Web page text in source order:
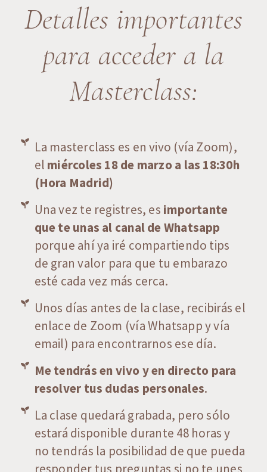
Detalles importantes
para acceder a la
Masterclass:
La masterclass es en vivo (vía Zoom),
el miércoles 18 de marzo a las 18:30h
(Hora Madrid)
Una vez te registres, es importante
que te unas al canal de Whatsapp
porque ahí ya iré compartiendo tips
de gran valor para que tu embarazo
esté cada vez más cerca.
Unos días antes de la clase, recibirás el
enlace de Zoom (vía Whatsapp y vía
email) para encontrarnos ese día.
Me tendrás en vivo y en directo para
resolver tus dudas personales.
La clase quedará grabada, pero sólo
estará disponible durante 48 horas y
no tendrás la posibilidad de que pueda
responder tus preguntas si no te unes